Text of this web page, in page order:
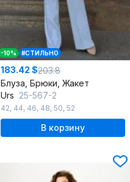
-10% #СТИЛЬНО
183.42 $203.8
Блуза, Брюки, Жакет
Urs 25-567-2
42, 44, 46, 48, 50, 52
В корзину